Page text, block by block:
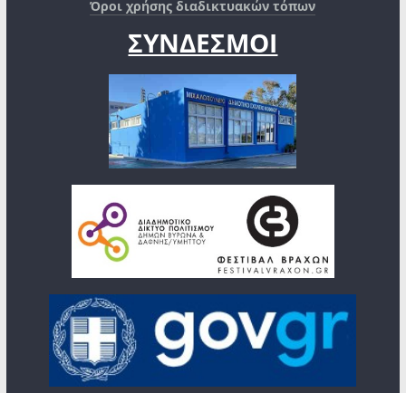
Όροι χρήσης διαδικτυακών τόπων
ΣΥΝΔΕΣΜΟΙ